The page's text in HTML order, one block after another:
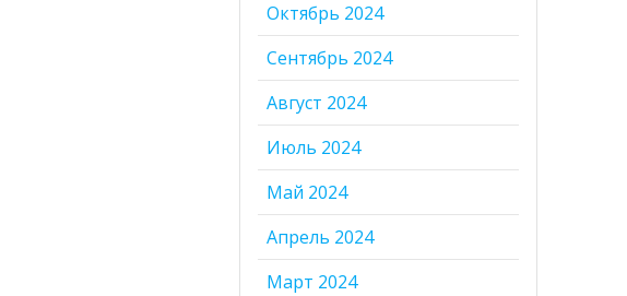
Октябрь 2024
Сентябрь 2024
Август 2024
Июль 2024
Май 2024
Апрель 2024
Март 2024